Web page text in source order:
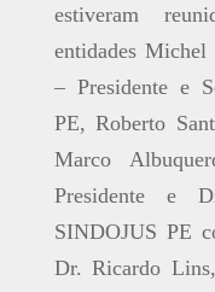
estiveram
entidades
– Presidente e
PE, Roberto
Marco
Presidente e
SINDOJUS PE
Dr. Ricardo